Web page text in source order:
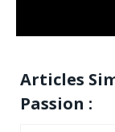
Articles
Passion :